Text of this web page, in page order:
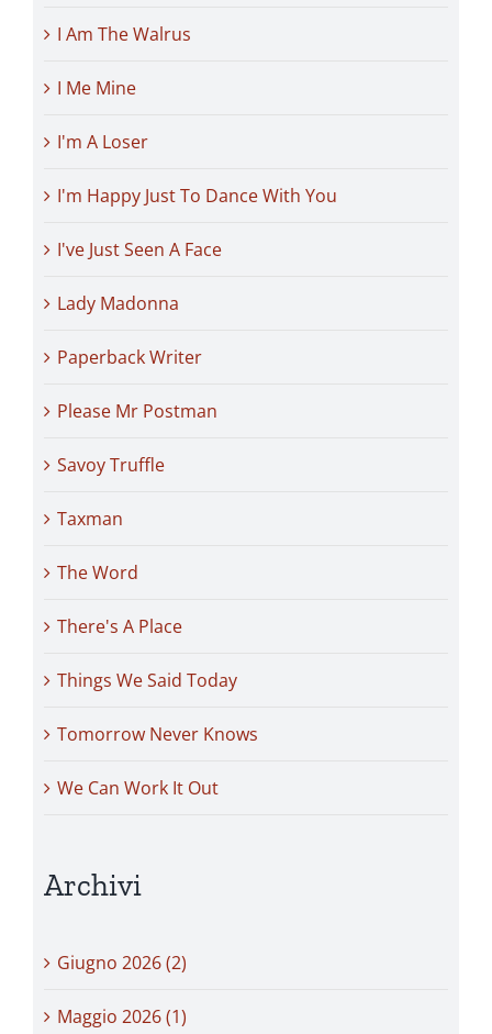
I Am The Walrus
I Me Mine
I'm A Loser
I'm Happy Just To Dance With You
I've Just Seen A Face
Lady Madonna
Paperback Writer
Please Mr Postman
Savoy Truffle
Taxman
The Word
There's A Place
Things We Said Today
Tomorrow Never Knows
We Can Work It Out
Archivi
Giugno 2026 (2)
Maggio 2026 (1)